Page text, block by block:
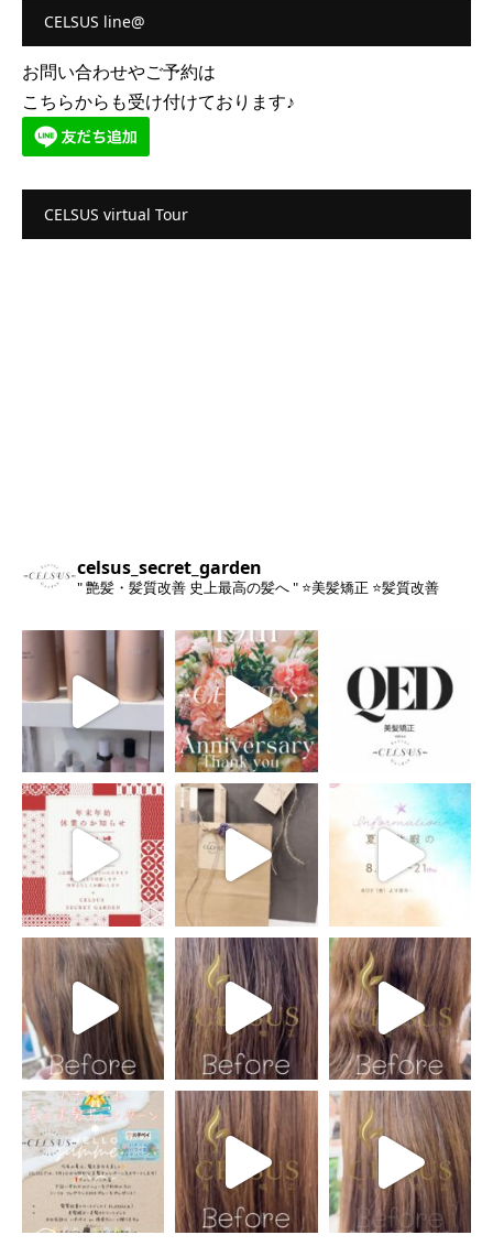
CELSUS line@
お問い合わせやご予約は
こちらからも受け付けております♪
CELSUS virtual Tour
celsus_secret_garden
" 艶髪・髪質改善 史上最高の髪へ " ⭐️美髪矯正 ⭐️髪質改善